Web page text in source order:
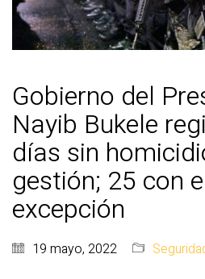
Gobierno del
Nayib Bukele
días sin
gestión; 25 con
excepción
19 mayo, 2022